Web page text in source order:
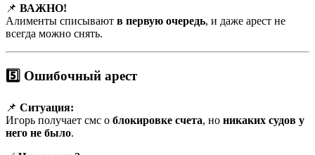
📌 ВАЖНО!
Алименты списывают в первую очередь, и даже арест не
всегда можно снять.
5️⃣ Ошибочный арест
📌 Ситуация:
Игорь получает смс о блокировке счета, но никаких судов у
него не было.